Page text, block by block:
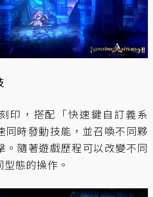
印，搭配「快速鍵自訂義系
同時發動技能，並召喚不同夥
。隨著遊戲歷程可以改變不同
態的操作。